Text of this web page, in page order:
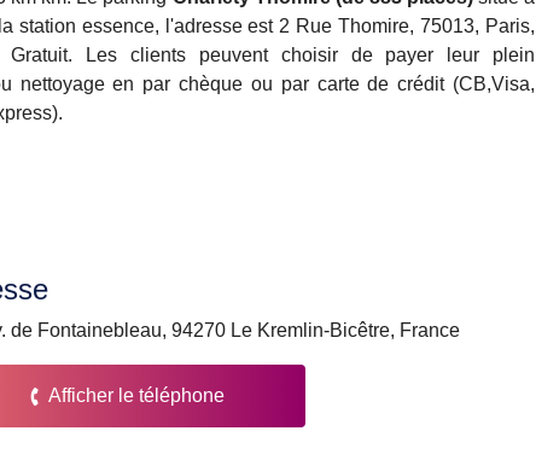
station essence, l'adresse est 2 Rue Thomire, 75013, Paris,
Gratuit. Les clients peuvent choisir de payer leur plein
nettoyage en par chèque ou par carte de crédit (CB,Visa,
de Fontainebleau, 94270 Le Kremlin-Bicêtre, France
Afficher le téléphone